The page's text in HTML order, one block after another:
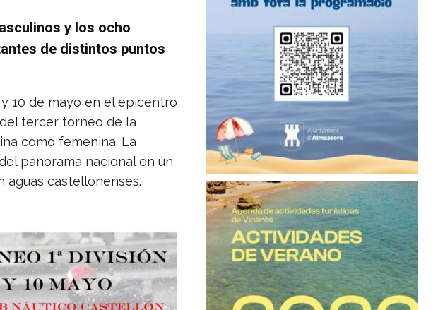
y los ocho
de distintos puntos
10 de mayo en el epicentro
tercer torneo de la
como femenina. La
panorama nacional en un
aguas castellonenses.